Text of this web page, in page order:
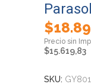
$
$15.619,83
SKU: